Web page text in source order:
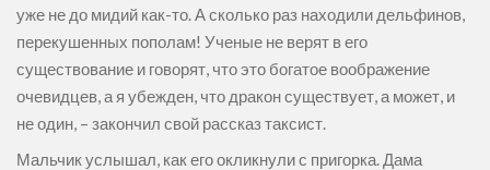
уже не до мидий как-то. А сколько раз находили дельфинов,
перекушенных пополам! Ученые не верят в его
существование и говорят, что это богатое воображение
очевидцев, а я убежден, что дракон существует, а может, и
не один, – закончил свой рассказ таксист.
Мальчик услышал, как его окликнули с пригорка. Дама